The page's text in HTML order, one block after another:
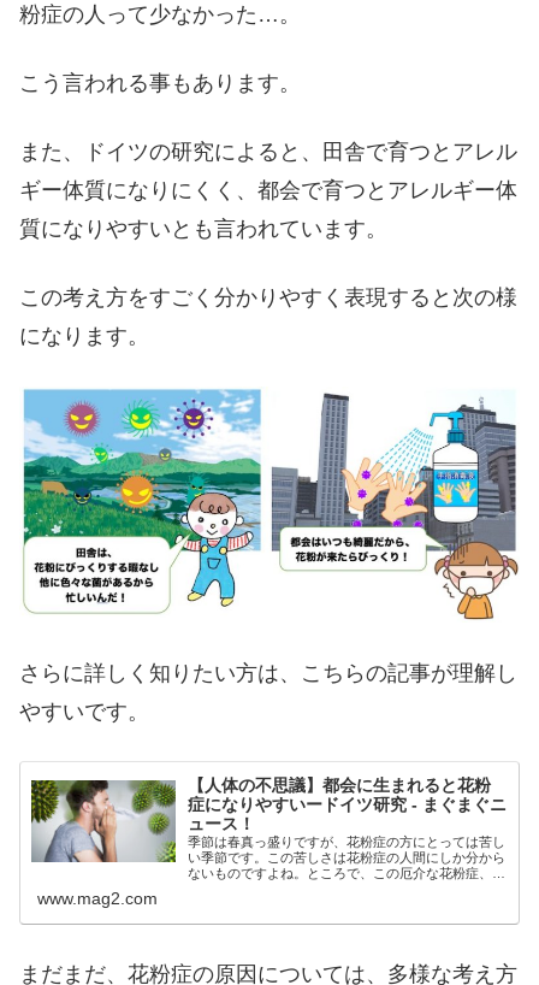
粉症の人って少なかった…。
こう言われる事もあります。
また、ドイツの研究によると、田舎で育つとアレル
ギー体質になりにくく、都会で育つとアレルギー体
質になりやすいとも言われています。
この考え方をすごく分かりやすく表現すると次の様
になります。
さらに詳しく知りたい方は、こちらの記事が理解し
やすいです。
【人体の不思議】都会に生まれると花粉
症になりやすいードイツ研究 - まぐまぐニ
ュース！
季節は春真っ盛りですが、花粉症の方にとっては苦し
い季節です。この苦しさは花粉症の人間にしか分から
ないものですよね。ところで、この厄介な花粉症、実
www.mag2.com
まだまだ、花粉症の原因については、多様な考え方